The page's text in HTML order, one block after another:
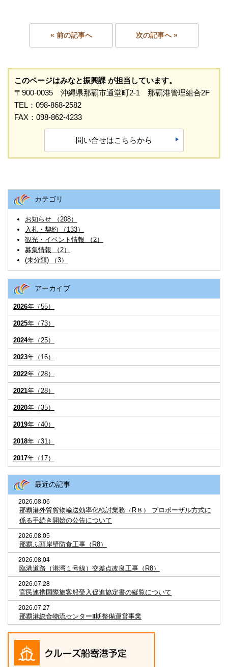
« 前の記事へ 次の記事へ »
このページはみなと振興課 が担当しています。
〒900-0035 沖縄県那覇市通堂町2-1 那覇港管理組合2F
TEL：098-868-2582
FAX：098-862-4233
問い合せはこちらから
カテゴリ
お知らせ （208）
入札・契約 （133）
観光・イベント情報 （2）
募集情報 （2）
(未分類) （3）
アーカイブ
2026年（55）
2025年（73）
2024年（25）
2023年（16）
2022年（28）
2021年（28）
2020年（35）
2019年（40）
2018年（31）
2017年（17）
最近の記事
2026.08.06
那覇港外貿貨物輸送効率化検討業務（R８） プロポーザル方式に
係る手続き開始の公告について
2026.08.05
那覇ふ頭岸壁防食工事（R8）
2026.08.04
臨港道路（港湾１号線）交差点改良工事（R8）
2026.07.28
官民連携国際旅客船受入促進協定書の縦覧について
2026.07.27
那覇港総合物流センターⅡ期整備運営事業